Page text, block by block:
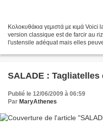
Κολοκυθάκια γεμιστά με κιμά
version classique est de farcir au
l'ustensile adéquat mais elles
SALADE :
Publié le 12/06/2009 à 06:59
Par MaryAthenes